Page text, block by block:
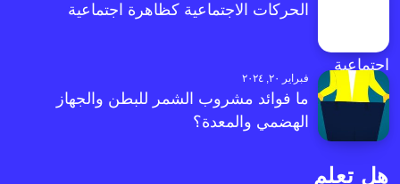
الحركات الاجتماعية كظاهرة اجتماعية
فبراير ٢٠, ٢٠٢٤
ما فوائد مشروب الشمر للبطن والجهاز
الهضمي والمعدة؟
هل تعلم